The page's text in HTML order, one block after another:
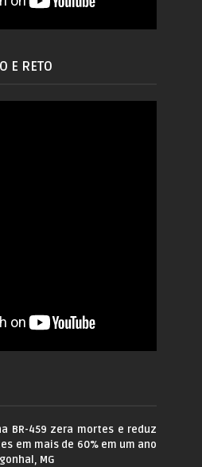
E RETO
BR-459 zera mortes e reduz
em mais de 60% em um ano
MG